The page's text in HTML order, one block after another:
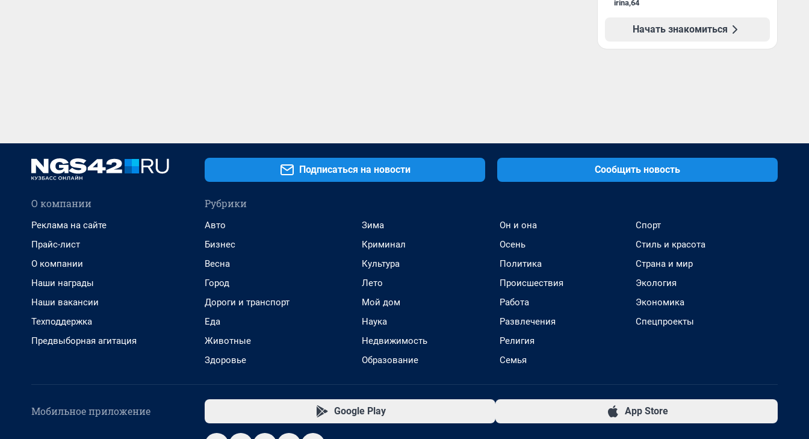
irina,64
Начать знакомиться
Подписаться на новости Сообщить новость
О компании
Реклама на сайте
Прайс-лист
О компании
Наши награды
Наши вакансии
Техподдержка
Предвыборная агитация
Рубрики
Авто
Бизнес
Весна
Город
Дороги и транспорт
Еда
Животные
Здоровье
Зима
Криминал
Культура
Лето
Мой дом
Наука
Недвижимость
Образование
Он и она
Осень
Политика
Происшествия
Работа
Развлечения
Религия
Семья
Спорт
Стиль и красота
Страна и мир
Экология
Экономика
Спецпроекты
Мобильное приложение Google Play App Store